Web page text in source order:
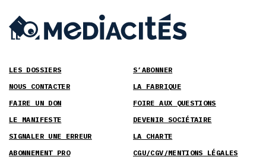
LES DOSSIERS
S’ABONNER
NOUS CONTACTER
LA FABRIQUE
FAIRE UN DON
FOIRE AUX QUESTIONS
LE MANIFESTE
DEVENIR SOCIÉTAIRE
SIGNALER UNE ERREUR
LA CHARTE
ABONNEMENT PRO
CGU/CGV/MENTIONS LÉGALES